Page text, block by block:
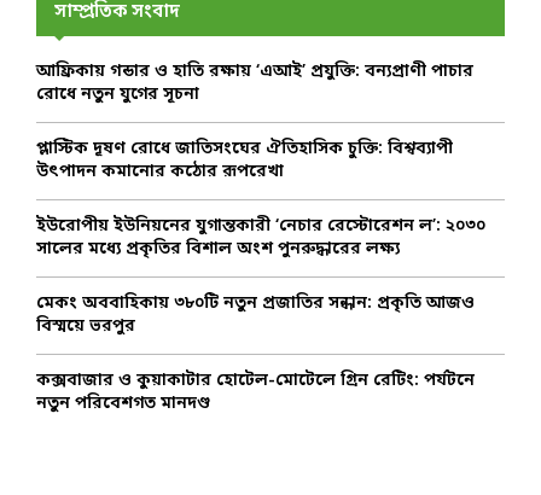
f
r
A
সাম্প্রতিক সংবাদ
আফ্রিকায় গন্ডার ও হাতি রক্ষায় ‘এআই’ প্রযুক্তি: বন্যপ্রাণী পাচার
রোধে নতুন যুগের সূচনা
প্লাস্টিক দূষণ রোধে জাতিসংঘের ঐতিহাসিক চুক্তি: বিশ্বব্যাপী
উৎপাদন কমানোর কঠোর রূপরেখা
ইউরোপীয় ইউনিয়নের যুগান্তকারী ‘নেচার রেস্টোরেশন ল’: ২০৩০
সালের মধ্যে প্রকৃতির বিশাল অংশ পুনরুদ্ধারের লক্ষ্য
মেকং অববাহিকায় ৩৮০টি নতুন প্রজাতির সন্ধান: প্রকৃতি আজও
বিস্ময়ে ভরপুর
কক্সবাজার ও কুয়াকাটার হোটেল-মোটেলে গ্রিন রেটিং: পর্যটনে
নতুন পরিবেশগত মানদণ্ড